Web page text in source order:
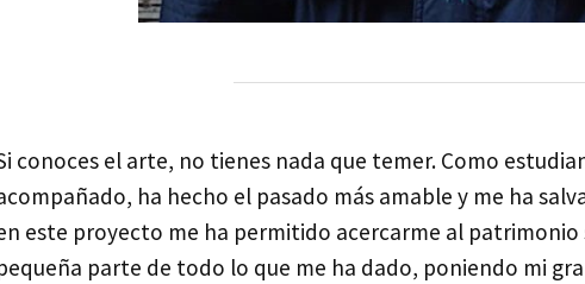
conoces el arte, no tienes nada que temer. Como
ha hecho el pasado más amable y me ha
este proyecto me ha permitido acercarme al
parte de todo lo que me ha dado, poniendo mi